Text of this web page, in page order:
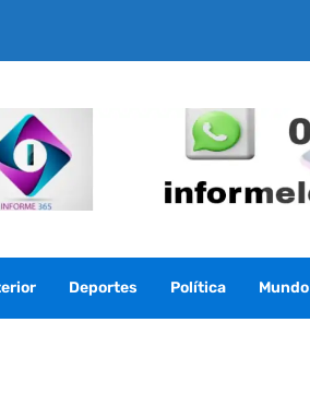
Deportes Política Mundo